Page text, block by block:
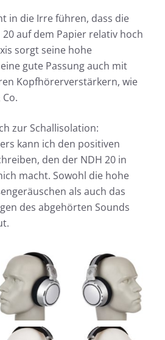
in die Irre führen, dass die
auf dem Papier relativ hoch
sorgt seine hohe
gute Passung auch mit
Kopfhörerverstärkern, wie
zur Schallisolation:
kann ich den positiven
den der NDH 20 in
macht. Sowohl die hohe
als auch das
des abgehörten Sounds